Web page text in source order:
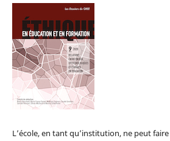
L’école, en tant qu’institution, ne peut